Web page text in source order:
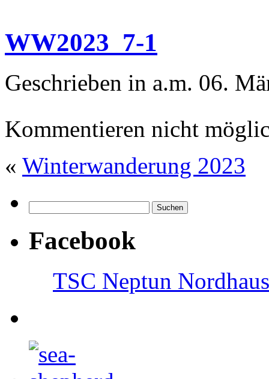
WW2023_7-1
Geschrieben in a.m. 06.
Kommentieren nicht
« Winterwanderung 2023
Facebook
TSC Neptun